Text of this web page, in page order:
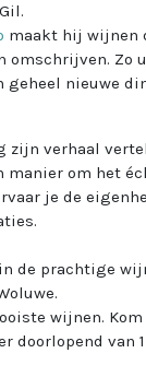
maakt hij wijnen
omschrijven. Zo
geheel nieuwe
zijn verhaal
manier om het
je de
de prachtige
wijnen.
doorlopend van